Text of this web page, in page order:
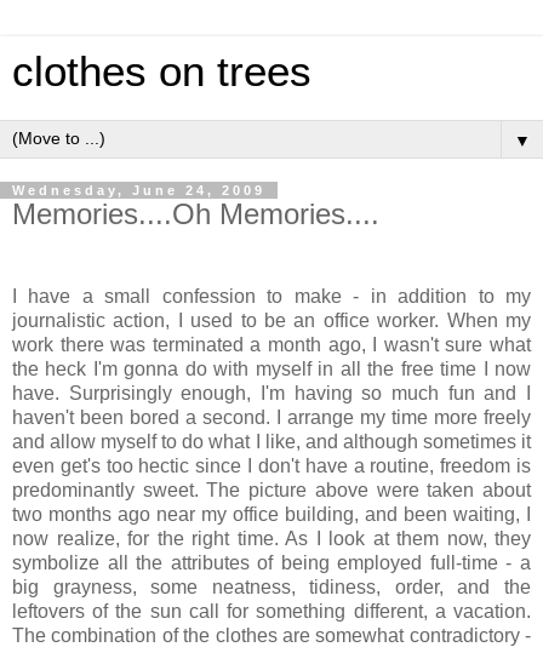
clothes on trees
▼
Wednesday, June 24, 2009
Memories....Oh Memories....
I have a small confession to make - in addition to my
journalistic action, I used to be an office worker. When my
work there was terminated a month ago, I wasn't sure what
the heck I'm gonna do with myself in all the free time I now
have. Surprisingly enough, I'm having so much fun and I
haven't been bored a second. I arrange my time more freely
and allow myself to do what I like, and although sometimes it
even get's too hectic since I don't have a routine, freedom is
predominantly sweet. The picture above were taken about
two months ago near my office building, and been waiting, I
now realize, for the right time. As I look at them now, they
symbolize all the attributes of being employed full-time - a
big grayness, some neatness, tidiness, order, and the
leftovers of the sun call for something different, a vacation.
The combination of the clothes are somewhat contradictory -